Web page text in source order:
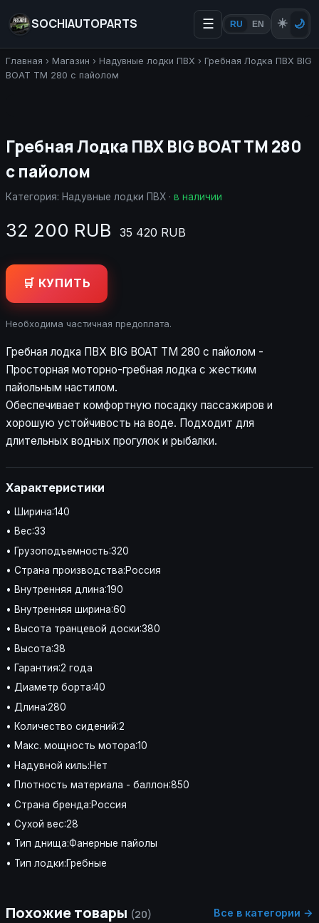
SOCHIAUTOPARTS ☰ RU EN ☀️ 🌙
Главная › Магазин › Надувные лодки ПВХ › Гребная Лодка ПВХ BIG
BOAT TM 280 с пайолом
Гребная Лодка ПВХ BIG BOAT TM 280
с пайолом
Категория: Надувные лодки ПВХ · в наличии
32 200 RUB 35 420 RUB
🛒 КУПИТЬ
Необходима частичная предоплата.
Гребная лодка ПВХ BIG BOAT TM 280 с пайолом -
Просторная моторно-гребная лодка с жестким
пайольным настилом.
Обеспечивает комфортную посадку пассажиров и
хорошую устойчивость на воде. Подходит для
длительных водных прогулок и рыбалки.
Характеристики
• Ширина:140
• Вес:33
• Грузоподъемность:320
• Страна производства:Россия
• Внутренняя длина:190
• Внутренняя ширина:60
• Высота транцевой доски:380
• Высота:38
• Гарантия:2 года
• Диаметр борта:40
• Длина:280
• Количество сидений:2
• Макс. мощность мотора:10
• Надувной киль:Нет
• Плотность материала - баллон:850
• Страна бренда:Россия
• Сухой вес:28
• Тип днища:Фанерные пайолы
• Тип лодки:Гребные
Похожие товары (20) Все в категории →